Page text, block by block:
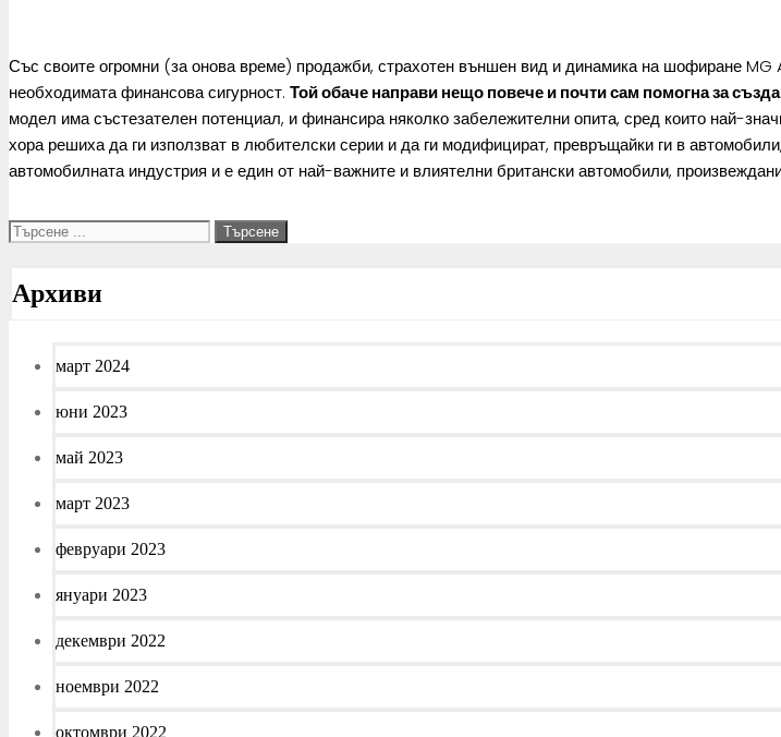
Със своите огромни (за онова време) продажби, страхотен външен вид и динамика на шофиране MG
необходимата финансова сигурност. Той обаче направи нещо повече и почти сам помогна за
модел има състезателен потенциал, и финансира няколко забележителни опита, сред които най-
хора решиха да ги използват в любителски серии и да ги модифицират, превръщайки ги в
автомобилната индустрия и е един от най-важните и влиятелни британски автомобили,
Архиви
март 2024
юни 2023
май 2023
март 2023
февруари 2023
януари 2023
декември 2022
ноември 2022
октомври 2022